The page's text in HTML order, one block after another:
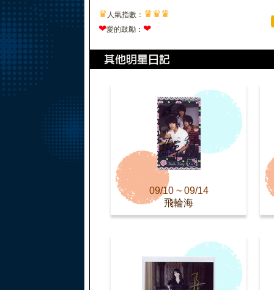
♛ 人氣指數： ♛♛♛
❤愛的鼓勵： ❤
09/10 ~ 09/14
飛輪海